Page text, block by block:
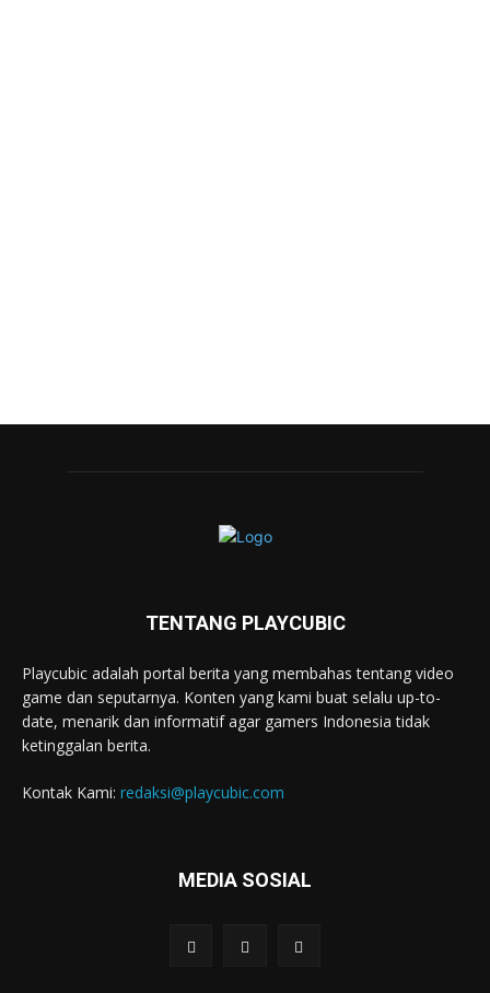
TENTANG PLAYCUBIC
Playcubic adalah portal berita yang membahas tentang video
game dan seputarnya. Konten yang kami buat selalu up-to-
date, menarik dan informatif agar gamers Indonesia tidak
ketinggalan berita.
Kontak Kami: redaksi@playcubic.com
MEDIA SOSIAL